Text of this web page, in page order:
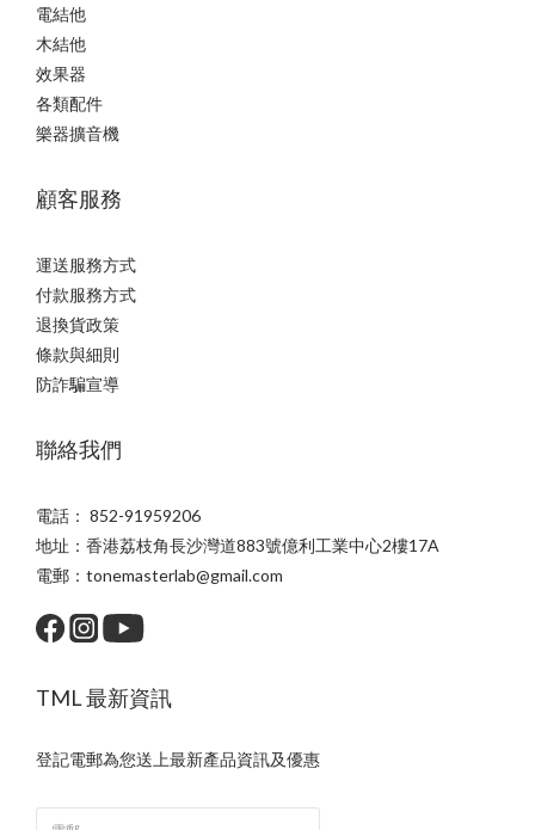
電結他
木結他
效果器
各類配件
樂器擴音機
顧客服務
運送服務方式
付款服務方式
退換貨政策
條款與細則
防詐騙宣導
聯絡我們
電話： 852-91959206
地址：香港荔枝角長沙灣道883號億利工業中心2樓17A
電郵：tonemasterlab@gmail.com
TML 最新資訊
登記電郵為您送上最新產品資訊及優惠